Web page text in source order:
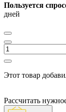
Пользуется
дней
Этот товар
Рассчитать